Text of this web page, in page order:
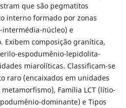
que são pegmatitos
interno formado por zonas
núcleo) e
Exibem composição granítica,
espodumênio-lepidolita-
miarolíticas. Classificam-se
raro (encaixados em unidades
Família LCT (lítio-
dominante) e Tipos